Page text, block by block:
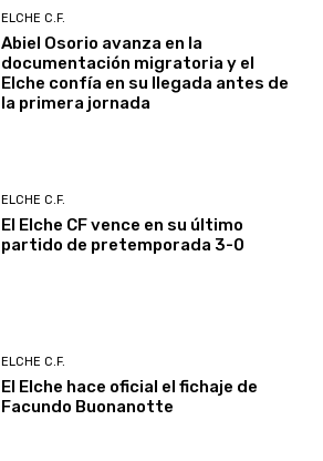
ELCHE C.F.
Abiel Osorio avanza en la
documentación migratoria y el
Elche confía en su llegada antes de
la primera jornada
ELCHE C.F.
El Elche CF vence en su último
partido de pretemporada 3-0
ELCHE C.F.
El Elche hace oficial el fichaje de
Facundo Buonanotte